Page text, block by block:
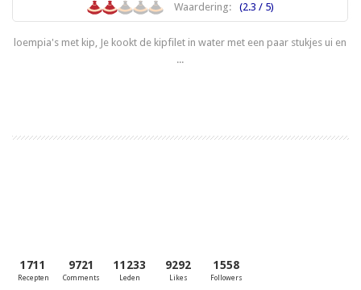
Waardering: (2.3 / 5)
loempia's met kip, Je kookt de kipfilet in water met een paar stukjes ui en
...
1711
Recepten
9721
Comments
11233
Leden
9292
Likes
1558
Followers